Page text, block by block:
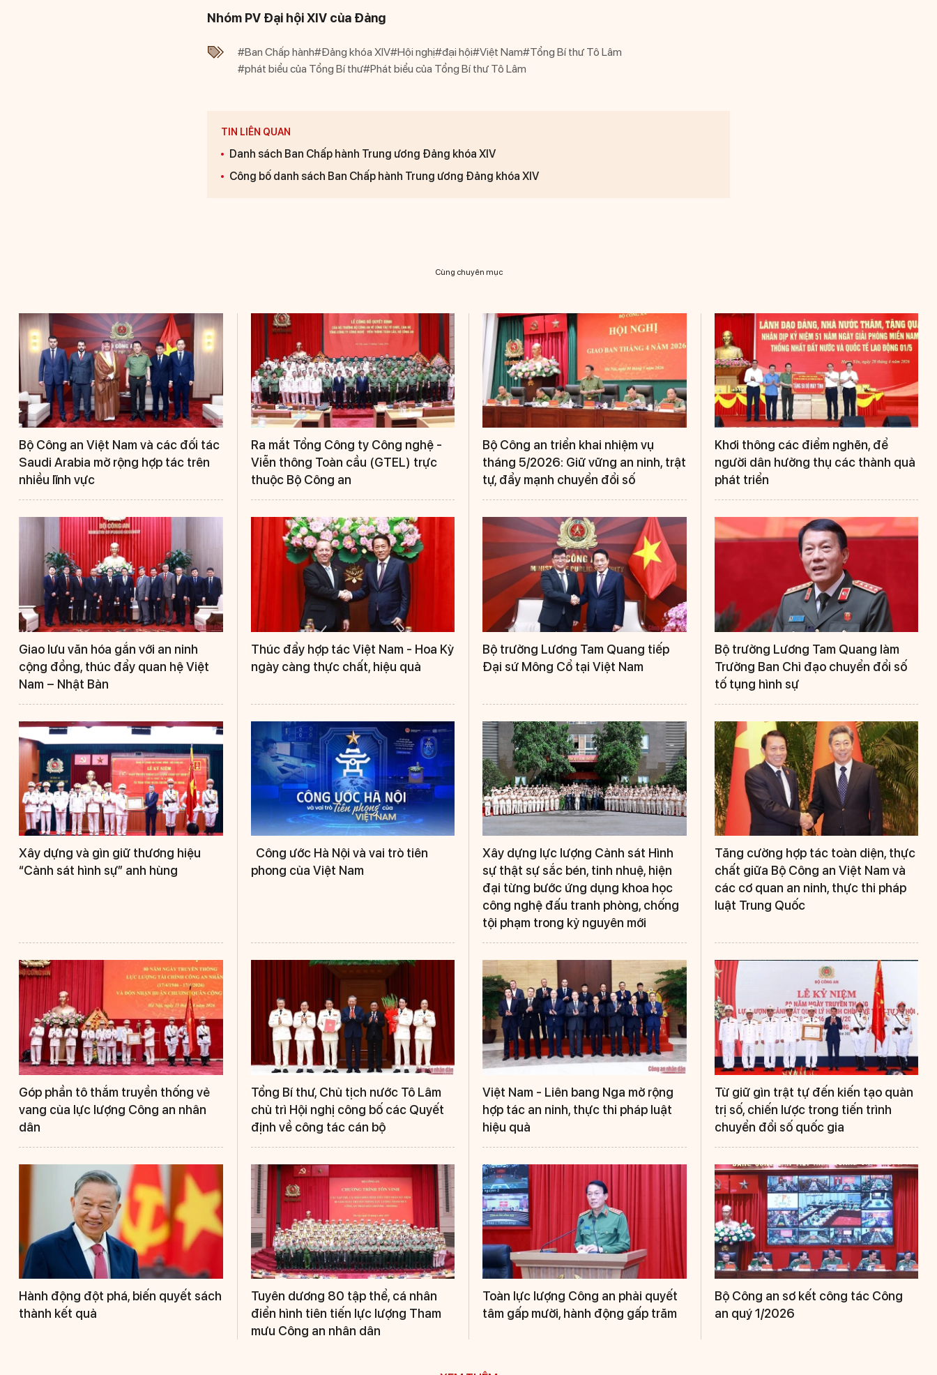
Nhóm PV Đại hội XIV của Đảng
#Ban Chấp hành#Đảng khóa XIV#Hội nghị#đại hội#Việt Nam#Tổng Bí thư Tô Lâm
#phát biểu của Tổng Bí thư#Phát biểu của Tổng Bí thư Tô Lâm
TIN LIÊN QUAN
Danh sách Ban Chấp hành Trung ương Đảng khóa XIV
Công bố danh sách Ban Chấp hành Trung ương Đảng khóa XIV
Cùng chuyên mục
Bộ Công an Việt Nam và các đối tác
Saudi Arabia mở rộng hợp tác trên
nhiều lĩnh vực
Ra mắt Tổng Công ty Công nghệ -
Viễn thông Toàn cầu (GTEL) trực
thuộc Bộ Công an
Bộ Công an triển khai nhiệm vụ
tháng 5/2026: Giữ vững an ninh, trật
tự, đẩy mạnh chuyển đổi số
Khơi thông các điểm nghẽn, để
người dân hưởng thụ các thành quả
phát triển
Giao lưu văn hóa gắn với an ninh
cộng đồng, thúc đẩy quan hệ Việt
Nam – Nhật Bản
Thúc đẩy hợp tác Việt Nam - Hoa Kỳ
ngày càng thực chất, hiệu quả
Bộ trưởng Lương Tam Quang tiếp
Đại sứ Mông Cổ tại Việt Nam
Bộ trưởng Lương Tam Quang làm
Trưởng Ban Chỉ đạo chuyển đổi số
tố tụng hình sự
Xây dựng và gìn giữ thương hiệu
“Cảnh sát hình sự” anh hùng
Công ước Hà Nội và vai trò tiên
phong của Việt Nam
Xây dựng lực lượng Cảnh sát Hình
sự thật sự sắc bén, tinh nhuệ, hiện
đại từng bước ứng dụng khoa học
công nghệ đấu tranh phòng, chống
tội phạm trong kỷ nguyên mới
Tăng cường hợp tác toàn diện, thực
chất giữa Bộ Công an Việt Nam và
các cơ quan an ninh, thực thi pháp
luật Trung Quốc
Góp phần tô thắm truyền thống vẻ
vang của lực lượng Công an nhân
dân
Tổng Bí thư, Chủ tịch nước Tô Lâm
chủ trì Hội nghị công bố các Quyết
định về công tác cán bộ
Việt Nam - Liên bang Nga mở rộng
hợp tác an ninh, thực thi pháp luật
hiệu quả
Từ giữ gìn trật tự đến kiến tạo quản
trị số, chiến lược trong tiến trình
chuyển đổi số quốc gia
Hành động đột phá, biến quyết sách
thành kết quả
Tuyên dương 80 tập thể, cá nhân
điển hình tiên tiến lực lượng Tham
mưu Công an nhân dân
Toàn lực lượng Công an phải quyết
tâm gấp mười, hành động gấp trăm
Bộ Công an sơ kết công tác Công
an quý 1/2026